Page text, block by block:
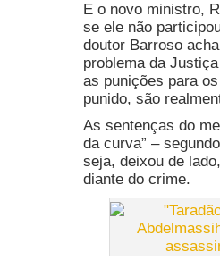
E o novo ministro,
se ele não
doutor Barroso
problema da
as punições para
punido, são
As sentenças do
da curva” –
seja, deixou de
diante do crime.